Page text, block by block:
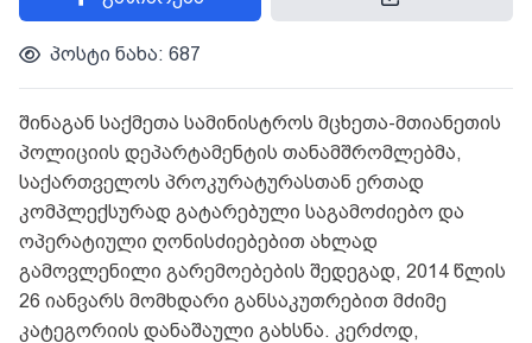
პოსტი ნახა: 687
შინაგან საქმეთა სამინისტროს მცხეთა-მთიანეთის
პოლიციის დეპარტამენტის თანამშრომლებმა,
საქართველოს პროკურატურასთან ერთად
კომპლექსურად გატარებული საგამოძიებო და
ოპერატიული ღონისძიებებით ახლად
გამოვლენილი გარემოებების შედეგად, 2014 წლის
26 იანვარს მომხდარი განსაკუთრებით მძიმე
კატეგორიის დანაშაული გახსნა. კერძოდ,